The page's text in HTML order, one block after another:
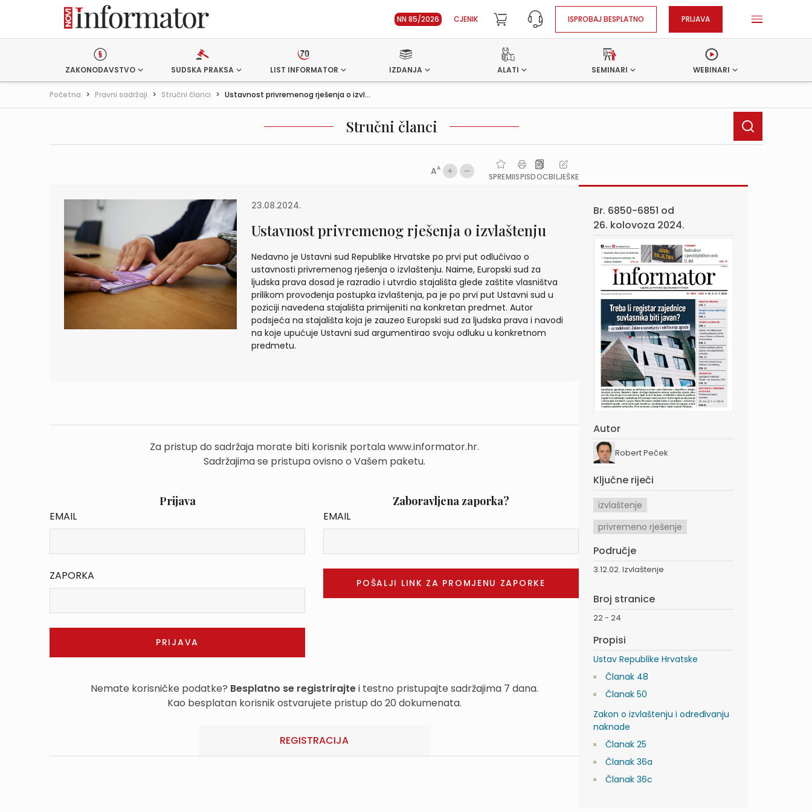
NN 85/2026 CJENIK ISPROBAJ BESPLATNO PRIJAVA
ZAKONODAVSTVO SUDSKA PRAKSA LIST INFORMATOR IZDANJA ALATI SEMINARI WEBINARI
Početna > Pravni sadržaji > Stručni članci > Ustavnost privremenog rješenja o izvl...
Stručni članci
AA
SPREMIISPISDOCBILJEŠKE
23.08.2024.
Ustavnost privremenog rješenja o izvlaštenju
Nedavno je Ustavni sud Republike Hrvatske po prvi put odlučivao o
ustavnosti privremenog rješenja o izvlaštenju. Naime, Europski sud za
ljudska prava dosad je razradio i utvrdio stajališta glede zaštite vlasništva
prilikom provođenja postupka izvlaštenja, pa je po prvi put Ustavni sud u
poziciji navedena stajališta primijeniti na konkretan predmet. Autor
podsjeća na stajališta koja je zauzeo Europski sud za ljudska prava i navodi
na koje upućuje Ustavni sud argumentirao svoju odluku u konkretnom
predmetu.
Za pristup do sadržaja morate biti korisnik portala www.informator.hr.
Sadržajima se pristupa ovisno o Vašem paketu.
Prijava
EMAIL
ZAPORKA
Zaboravljena zaporka?
EMAIL
Nemate korisničke podatke? Besplatno se registrirajtei testno pristupajte sadržajima 7 dana.
Kao besplatan korisnik ostvarujete pristup do 20 dokumenata.
REGISTRACIJA
Br. 6850-6851 od
26. kolovoza 2024.
Autor
Robert Peček
Ključne riječi
izvlaštenje
privremeno rješenje
Područje
3.12.02. Izvlaštenje
Broj stranice
22 - 24
Propisi
Ustav Republike Hrvatske
Članak 48
Članak 50
Zakon o izvlaštenju i određivanju
naknade
Članak 25
Članak 36a
Članak 36c